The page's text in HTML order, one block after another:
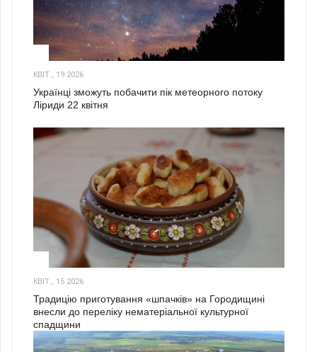
КВІТ., 19 2026
Українці зможуть побачити пік метеорного потоку
Ліриди 22 квітня
КВІТ., 15 2026
Традицію приготування «шпачків» на Городищині
внесли до переліку нематеріальної культурної
спадщини